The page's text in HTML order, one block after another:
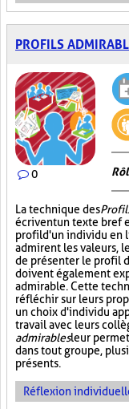
PROFILS
0
La technique des
écrivent un texte bref
profil d'un individu en
admirent les valeurs,
de présenter le profil
doivent également
admirable. Cette
réfléchir sur leurs
un choix d'individu
travail avec leurs
admirablesleur
dans tout groupe,
présents.
Réflexion